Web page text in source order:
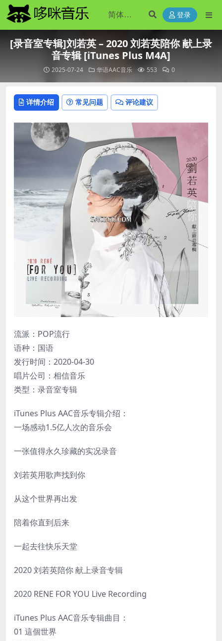
登录
[录音室专辑]刘若英 – 2020 刘若英陪你 献上录
音专辑 [iTunes Plus M4A]
2025-07-24 华语AAC音乐 553 0
详情介绍 常见问题 评论建议
流派：POP流行
语种：国语
发行时间：2020-04-30
唱片公司：相信音乐
类型：录音室专辑
iTunes Plus AAC音乐专辑介绍：
一场感动1.5亿人次的音乐会
一张值得永久珍藏的实况录音
刘若英用歌声找到你
从这个世界再出发
陪着你直到后来
一起去往快乐天堂
2020 刘若英陪你 献上录音专辑
2020 RENE FOR YOU Live Recording
iTunes Plus AAC音乐专辑曲目：
01 這個世界